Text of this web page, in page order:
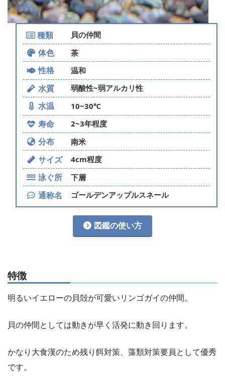
種類 貝の仲間
体色 茶
性格 温和
水質 弱酸性~弱アルカリ性
水温 10~30℃
寿命 2~3年程度
分布 南米
サイズ 4cm程度
泳ぐ所 下層
通称名 ゴールデンアップルスネール
図鑑の使い方
特徴
明るいイエローの貝殻が可愛いリンゴガイの仲間。
貝の仲間としては動きが早く活発に動き回ります。
かなり大食漢のため残り餌対策、藻類対策要員として優秀
です。